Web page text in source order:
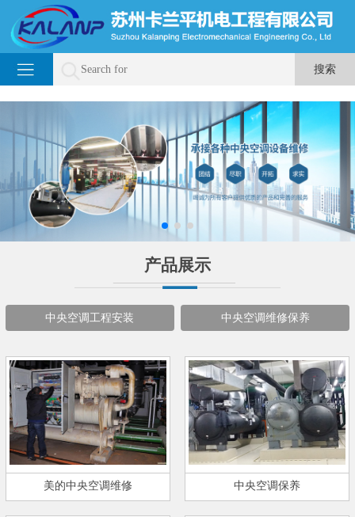
产品展示
中央空调工程安装 中央空调维修保养
美的中央空调维修 中央空调保养